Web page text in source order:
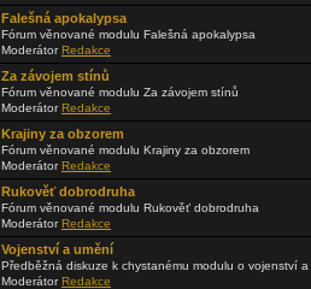
Falešná apokalypsa
Fórum věnované modulu Falešná apokalypsa
ModerátorRedakce
Za závojem stínů
Fórum věnované modulu Za závojem stínů
ModerátorRedakce
Krajiny za obzorem
Fórum věnované modulu Krajiny za obzorem
ModerátorRedakce
Rukověť dobrodruha
Fórum věnované modulu Rukověť dobrodruha
ModerátorRedakce
Vojenství a umění
Předběžná diskuze k chystanému modulu o vojenství
ModerátorRedakce